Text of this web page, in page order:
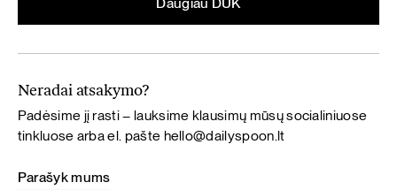
Neradai atsakymo?
Padėsime jį rasti – lauksime klausimų mūsų socialiniuose
tinkluose arba el. pašte hello@dailyspoon.lt
Parašyk mums